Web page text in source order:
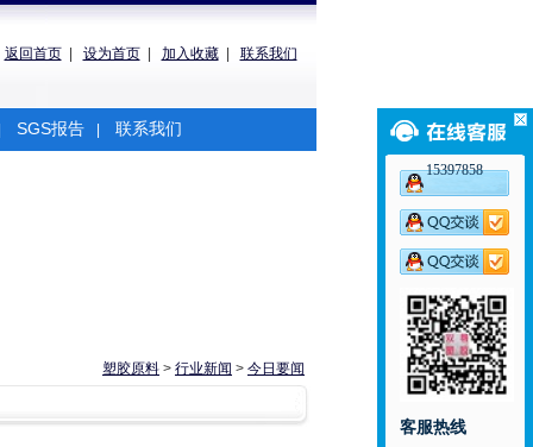
返回首页| 设为首页| 加入收藏| 联系我们
SGS报告 联系我们
塑胶原料 > 行业新闻 > 今日要闻
15397858
客服热线